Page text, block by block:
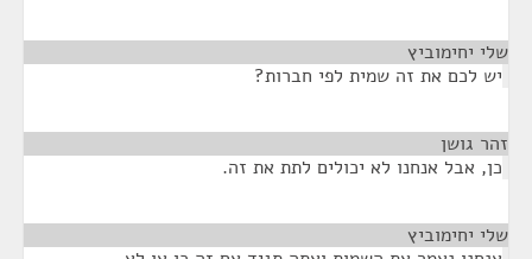
שלי יחימוביץ
יש לכם את זה שמית לפי חברות?
זהר גושן
כן, אבל אנחנו לא יכולים לתת את זה.
שלי יחימוביץ